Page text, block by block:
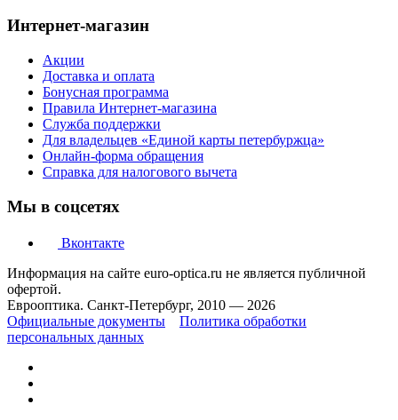
Интернет-магазин
Акции
Доставка и оплата
Бонусная программа
Правила Интернет-магазина
Служба поддержки
Для владельцев «Единой карты петербуржца»
Онлайн-форма обращения
Справка для налогового вычета
Мы в соцсетях
Вконтакте
Информация на сайте euro-optica.ru не является публичной
офертой.
Еврооптика. Санкт-Петербург, 2010 — 2026
Официальные документы
Политика обработки
персональных данных